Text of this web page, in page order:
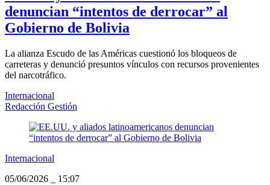
denuncian “intentos de derrocar” al
Gobierno de Bolivia
La alianza Escudo de las Américas cuestionó los bloqueos de
carreteras y denunció presuntos vínculos con recursos provenientes
del narcotráfico.
Internacional
Redacción Gestión
Internacional
05/06/2026
15:07